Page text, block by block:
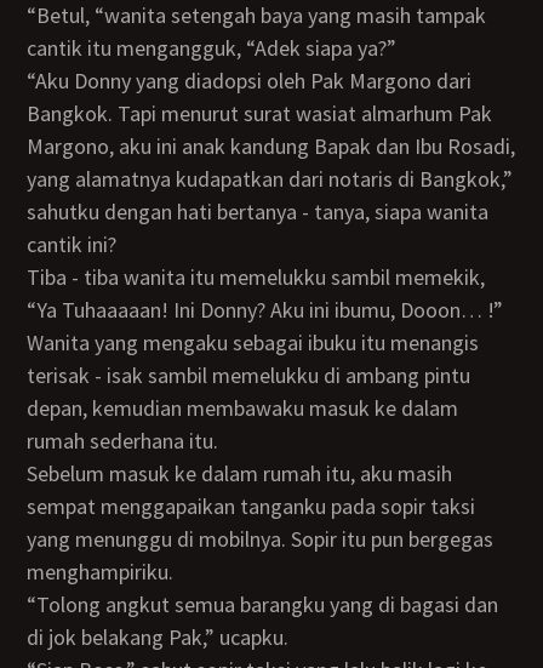
“Betul, “wanita setengah baya yang masih tampak
cantik itu mengangguk, “Adek siapa ya?”
“Aku Donny yang diadopsi oleh Pak Margono dari
Bangkok. Tapi menurut surat wasiat almarhum Pak
Margono, aku ini anak kandung Bapak dan Ibu Rosadi,
yang alamatnya kudapatkan dari notaris di Bangkok,”
sahutku dengan hati bertanya - tanya, siapa wanita
cantik ini?
Tiba - tiba wanita itu memelukku sambil memekik,
“Ya Tuhaaaaan! Ini Donny? Aku ini ibumu, Dooon… !”
Wanita yang mengaku sebagai ibuku itu menangis
terisak - isak sambil memelukku di ambang pintu
depan, kemudian membawaku masuk ke dalam
rumah sederhana itu.
Sebelum masuk ke dalam rumah itu, aku masih
sempat menggapaikan tanganku pada sopir taksi
yang menunggu di mobilnya. Sopir itu pun bergegas
menghampiriku.
“Tolong angkut semua barangku yang di bagasi dan
di jok belakang Pak,” ucapku.